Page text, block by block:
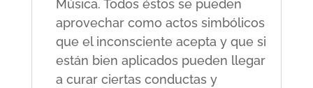
Música. Todos éstos se pueden
aprovechar como actos simbólicos
que el inconsciente acepta y que si
están bien aplicados pueden llegar
a curar ciertas conductas y